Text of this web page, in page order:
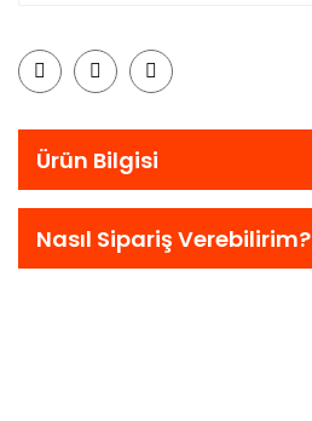
Ürün Bilgisi
Nasıl Sipariş Verebilirim?